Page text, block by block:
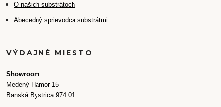
O našich substrátoch
Abecedný sprievodca substrátmi
VÝDAJNÉ MIESTO
Showroom
Medený Hámor 15
Banská Bystrica 974 01